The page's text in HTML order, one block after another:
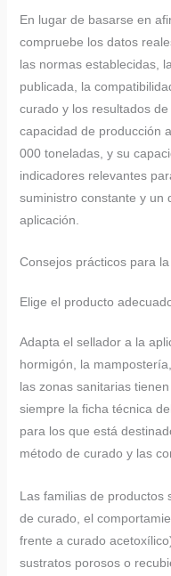
En lugar de basarse en
compruebe los datos
las normas establecidas,
publicada, la
curado y los resultados
capacidad de producción
000 toneladas, y su
indicadores relevantes
suministro constante y un
aplicación.
Consejos prácticos para
Elige el producto
Adapta el sellador a la
hormigón, la
las zonas sanitarias
siempre la ficha técnica
para los que está
método de curado y las
Las familias de productos
de curado, el
frente a curado
sustratos porosos o